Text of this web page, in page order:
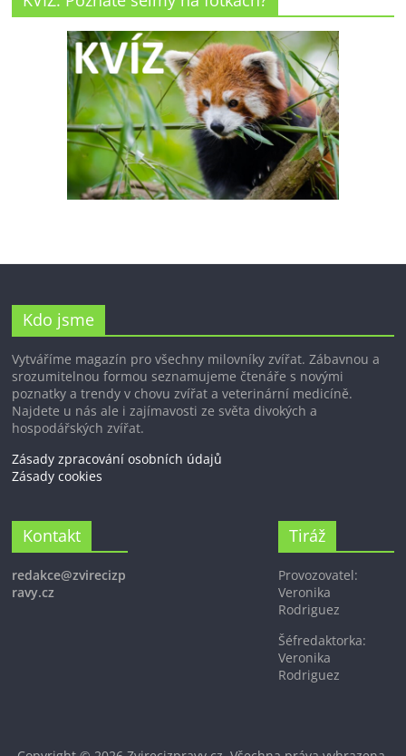
Kdo jsme
Vytváříme magazín pro všechny milovníky zvířat. Zábavnou a
srozumitelnou formou seznamujeme čtenáře s novými
poznatky a trendy v chovu zvířat a veterinární medicíně.
Najdete u nás ale i zajímavosti ze světa divokých a
hospodářských zvířat.
Zásady zpracování osobních údajů
Zásady cookies
Kontakt
redakce@zvirecizp
ravy.cz
Tiráž
Provozovatel:
Veronika
Rodriguez
Šéfredaktorka:
Veronika
Rodriguez